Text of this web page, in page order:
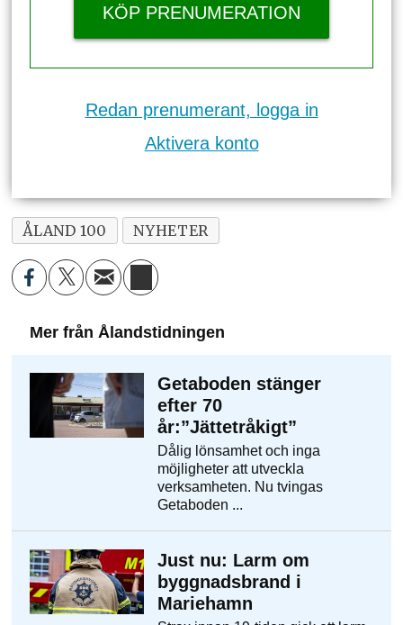
KÖP PRENUMERATION
Redan prenumerant, logga in
Aktivera konto
ÅLAND 100 NYHETER